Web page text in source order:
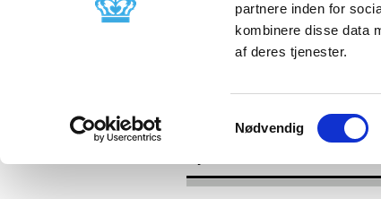
partnere inden for
kombinere disse data
af deres tjenester.
Samtykkevalg
Nødvendig
Godkendelse og